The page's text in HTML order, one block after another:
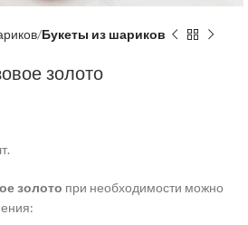
Букеты из шариков
золото
золото при необходимости можно